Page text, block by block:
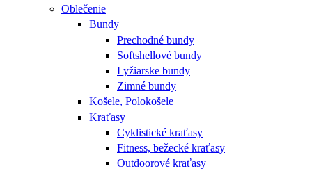
Oblečenie
Bundy
Prechodné bundy
Softshellové bundy
Lyžiarske bundy
Zimné bundy
Košele, Polokošele
Kraťasy
Cyklistické kraťasy
Fitness, bežecké kraťasy
Outdoorové kraťasy